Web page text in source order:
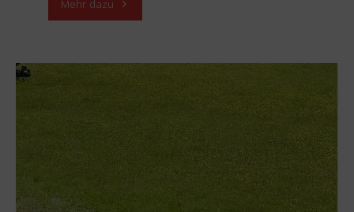
Mehr dazu "Einsatz
–
Rauchwarnmelder"